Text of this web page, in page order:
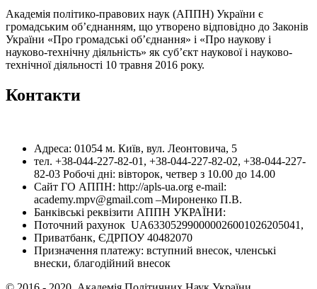
Академія політико-правових наук (АППН) України є
громадським об’єднанням, що утворено відповідно до Законів
України «Про громадські об’єднання» і «Про наукову і
науково-технічну діяльність» як суб’єкт наукової і науково-
технічної діяльності 10 травня 2016 року.
Контакти
Адреса: 01054 м. Київ, вул. Леонтовича, 5
тел. +38-044-227-82-01, +38-044-227-82-02, +38-044-227-
82-03 Робочі дні: вівторок, четвер з 10.00 до 14.00
Сайт ГО АППН: http://apls-ua.org e-mail:
academy.mpv@gmail.com –Мироненко П.В.
Банківські реквізити АППН УКРАЇНИ:
Поточний рахунок UA633052990000026001026205041,
Приватбанк, ЄДРПОУ 40482070
Призначення платежу: вступний внесок, членські
внески, благодійний внесок